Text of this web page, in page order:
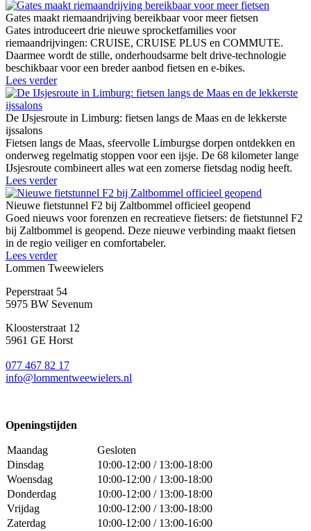
Gates maakt riemaandrijving bereikbaar voor meer fietsen
Gates introduceert drie nieuwe sprocketfamilies voor
riemaandrijvingen: CRUISE, CRUISE PLUS en COMMUTE.
Daarmee wordt de stille, onderhoudsarme belt drive-technologie
beschikbaar voor een breder aanbod fietsen en e-bikes.
Lees verder
De IJsjesroute in Limburg: fietsen langs de Maas en de lekkerste
ijssalons
Fietsen langs de Maas, sfeervolle Limburgse dorpen ontdekken en
onderweg regelmatig stoppen voor een ijsje. De 68 kilometer lange
IJsjesroute combineert alles wat een zomerse fietsdag nodig heeft.
Lees verder
Nieuwe fietstunnel F2 bij Zaltbommel officieel geopend
Goed nieuws voor forenzen en recreatieve fietsers: de fietstunnel F2
bij Zaltbommel is geopend. Deze nieuwe verbinding maakt fietsen
in de regio veiliger en comfortabeler.
Lees verder
Lommen Tweewielers
Peperstraat 54
5975 BW Sevenum
Kloosterstraat 12
5961 GE Horst
077 467 82 17
info@lommentweewielers.nl
Openingstijden
Maandag
Gesloten
Dinsdag
10:00-12:00 / 13:00-18:00
Woensdag
10:00-12:00 / 13:00-18:00
Donderdag
10:00-12:00 / 13:00-18:00
Vrijdag
10:00-12:00 / 13:00-18:00
Zaterdag
10:00-12:00 / 13:00-16:00